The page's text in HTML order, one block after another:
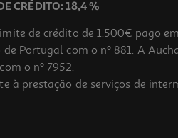
CRÉDITO: 18,4 %
de crédito de 1.500€ pago
Portugal com o nº 881. A
o nº 7952.
à prestação de serviços de